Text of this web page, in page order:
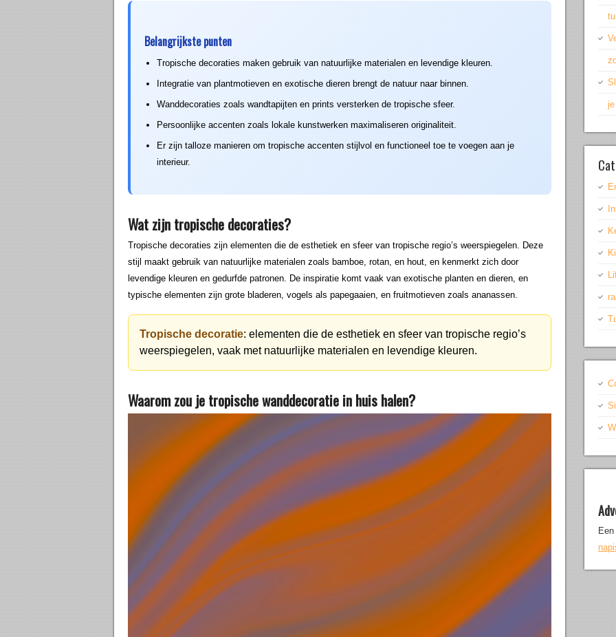
Belangrijkste punten
Tropische decoraties maken gebruik van natuurlijke materialen en levendige kleuren.
Integratie van plantmotieven en exotische dieren brengt de natuur naar binnen.
Wanddecoraties zoals wandtapijten en prints versterken de tropische sfeer.
Persoonlijke accenten zoals lokale kunstwerken maximaliseren originaliteit.
Er zijn talloze manieren om tropische accenten stijlvol en functioneel toe te voegen aan je
interieur.
Wat zijn tropische decoraties?
Tropische decoraties zijn elementen die de esthetiek en sfeer van tropische regio’s weerspiegelen. Deze
stijl maakt gebruik van natuurlijke materialen zoals bamboe, rotan, en hout, en kenmerkt zich door
levendige kleuren en gedurfde patronen. De inspiratie komt vaak van exotische planten en dieren, en
typische elementen zijn grote bladeren, vogels als papegaaien, en fruitmotieven zoals ananassen.
Tropische decoratie: elementen die de esthetiek en sfeer van tropische regio’s
weerspiegelen, vaak met natuurlijke materialen en levendige kleuren.
Waarom zou je tropische wanddecoratie in huis halen?